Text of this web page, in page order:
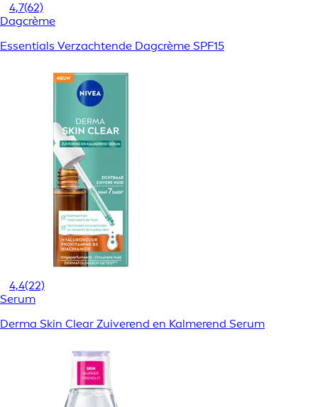
4,7(62)
Dagcrème
Essentials Verzachtende Dagcrème SPF15
4,4(22)
Serum
Derma Skin Clear Zuiverend en Kalmerend Serum